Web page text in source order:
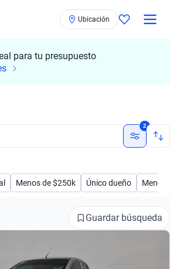
Ubicación
para tu presupuesto
2
Menos de $250k Único dueño Menor
Guardar búsqueda